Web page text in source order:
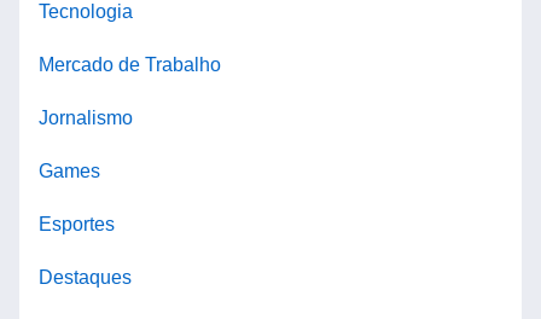
Tecnologia
Mercado de Trabalho
Jornalismo
Games
Esportes
Destaques